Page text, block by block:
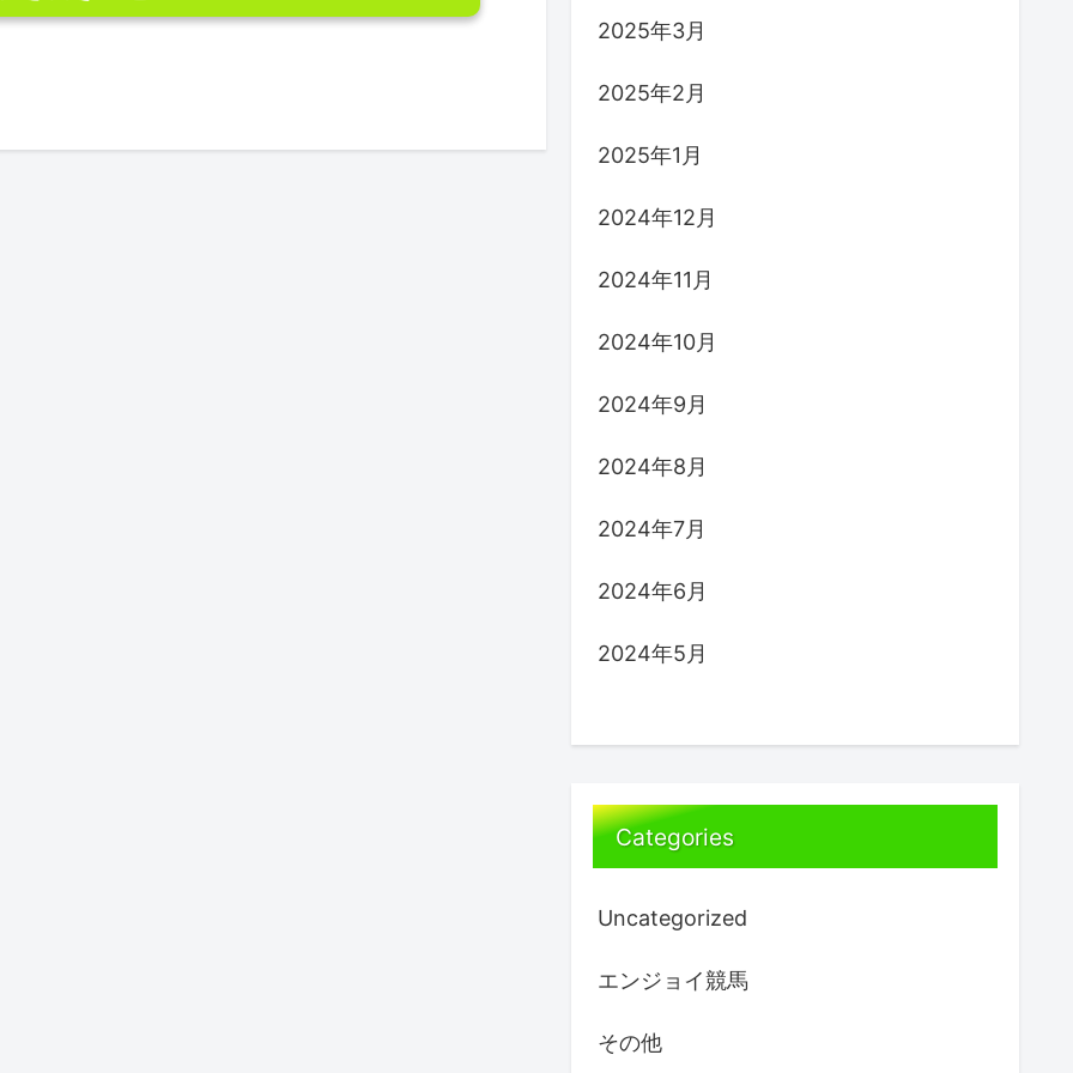
2025年3月
2025年2月
2025年1月
2024年12月
2024年11月
2024年10月
2024年9月
2024年8月
2024年7月
2024年6月
2024年5月
Categories
Uncategorized
エンジョイ競馬
その他